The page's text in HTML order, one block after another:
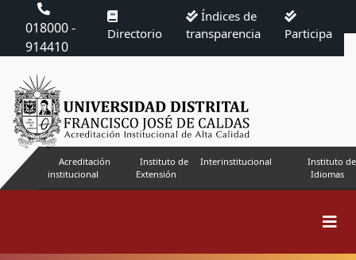
018000 -
914410
Directorio
Índices de
transparencia
Participa
Acreditación
institucional
Instituto de
Extensión
Interinstitucional
Instituto de
Idiomas